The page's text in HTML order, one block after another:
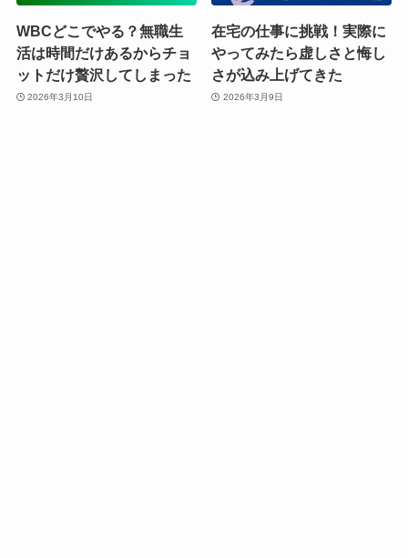
WBCどこでやる？無職生
活は時間だけあるからチョ
ットだけ贅沢してしまった
2026年3月10日
在宅の仕事に挑戦！実際に
やってみたら虚しさと悔し
さが込み上げてきた
2026年3月9日